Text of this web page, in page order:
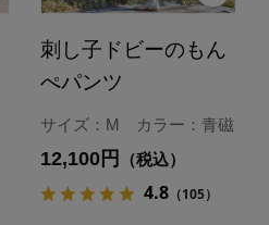
刺し子ドビーのもん
ぺパンツ
サイズ：M カラー：青磁
12,100円 （税込）
4.8（105）